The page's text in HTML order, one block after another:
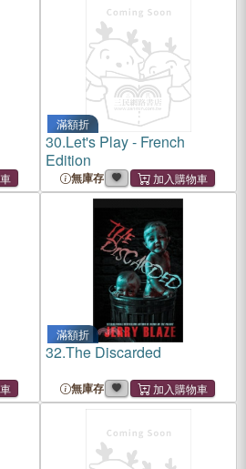
滿額折
30.Let's Play - French
Edition
無庫存
滿額折
32.The Discarded
無庫存